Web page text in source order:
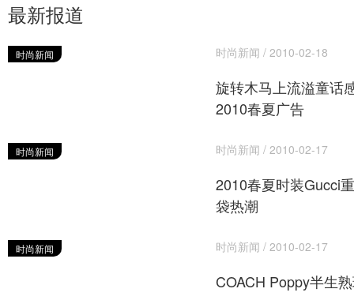
最新报道
时尚新闻 时尚新闻 / 2010-02-18
旋转木马上流溢童话
2010春夏广告
时尚新闻 时尚新闻 / 2010-02-17
2010春夏时装Gucci
袋热潮
时尚新闻 时尚新闻 / 2010-02-17
COACH Poppy半生